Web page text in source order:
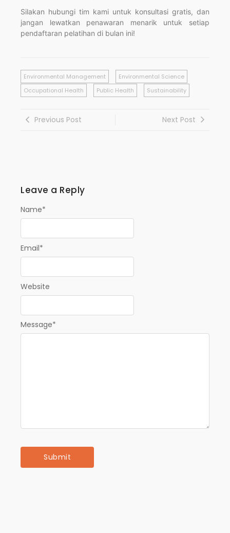
Silakan hubungi tim kami untuk konsultasi gratis, dan
jangan lewatkan penawaran menarik untuk setiap
pendaftaran pelatihan di bulan ini!
Environmental Management
Environmental Science
Occupational Health
Public Health Sustainability
Previous Post Next Post
Leave a Reply
Message*
Name*
Email*
Website